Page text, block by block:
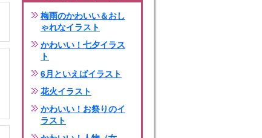
梅雨のかわいい＆おし
ゃれなイラスト
かわいい！七夕イラス
ト
6月といえばイラスト
花火イラスト
かわいい！お祭りのイ
ラスト